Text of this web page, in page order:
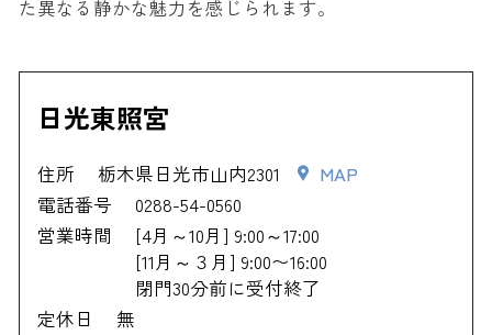
た異なる静かな魅力を感じられます。
日光東照宮
住所 栃木県日光市山内2301
MAP
電話番号
0288-54-0560
営業時間
[4月～10月] 9:00～17:00
[11月～３月] 9:00〜16:00
閉門30分前に受付終了
定休日
無